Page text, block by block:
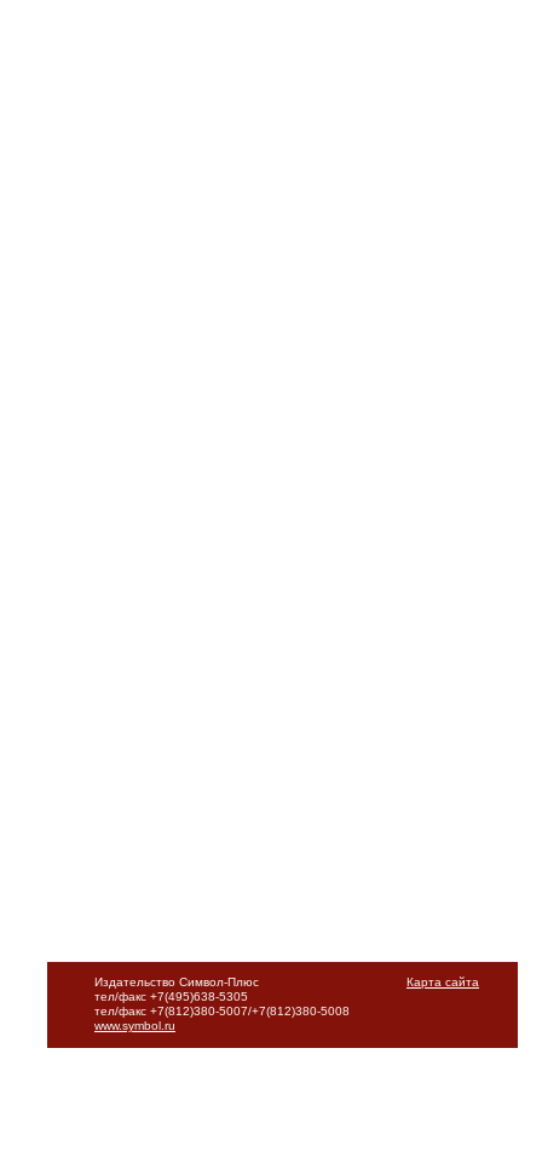
Карта сайта
Издательство Символ-Плюс
тел/факс +7(495)638-5305
тел/факс +7(812)380-5007/+7(812)380-5008
www.symbol.ru